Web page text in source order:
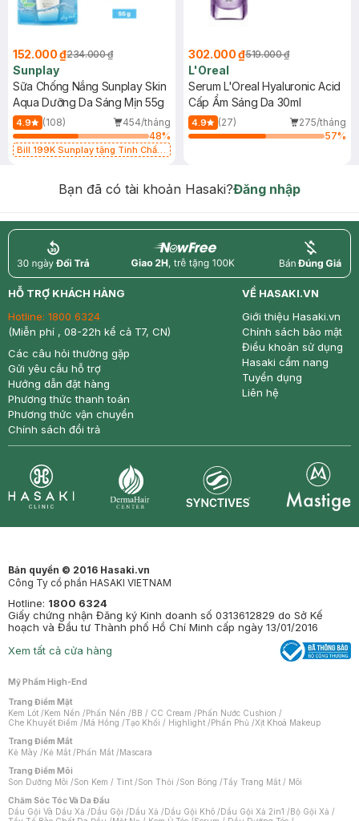
152.000 ₫234.000 ₫
Sunplay
Sữa Chống Nắng Sunplay Skin
Aqua Dưỡng Da Sáng Mịn 55g
4.9 (108)
454/tháng
48%
Bill 199K Sunplay tặng Tinh Chất
302.000 ₫519.000 ₫
L'Oreal
Serum L'Oreal Hyaluronic Acid
Cấp Ẩm Sáng Da 30ml
4.9 (27)
275/tháng
57%
Bạn đã có tài khoản Hasaki?Đăng nhập
return nowfree price
HỖ TRỢ KHÁCH HÀNG
Hotline: 1800 6324
(Miễn phí , 08-22h kể cả T7, CN)
Các câu hỏi thường gặp
Gửi yêu cầu hỗ trợ
Hướng dẫn đặt hàng
Phương thức thanh toán
Phương thức vận chuyển
Chính sách đổi trả
VỀ HASAKI.VN
Giới thiệu Hasaki.vn
Chính sách bảo mật
Điều khoản sử dụng
Hasaki cẩm nang
Tuyển dụng
Liên hệ
Bản quyền © 2016 Hasaki.vn
Công Ty cổ phần HASAKI VIETNAM
Hotline: 1800 6324
Giấy chứng nhận Đăng ký Kinh doanh số 0313612829 do Sở Kế
hoạch và Đầu tư Thành phố Hồ Chí Minh cấp ngày 13/01/2016
Xem tất cả cửa hàng
Mỹ Phẩm High-End
Trang Điểm Mặt
Kem Lót /Kem Nền /Phấn Nền /BB / CC Cream /Phấn Nước Cushion /
Che Khuyết Điểm /Má Hồng /Tạo Khối / Highlight /Phấn Phủ /Xịt Khoá Makeup
Trang Điểm Mắt
Kẻ Mày /Kẻ Mắt /Phấn Mắt /Mascara
Trang Điểm Môi
Son Dưỡng Môi /Son Kem / Tint /Son Thỏi /Son Bóng /Tẩy Trang Mắt / Môi
Chăm Sóc Tóc Và Da Đầu
Dầu Gội Và Dầu Xả /Dầu Gội /Dầu Xả /Dầu Gội Khô /Dầu Gội Xả 2in1 /Bộ Gội Xả /